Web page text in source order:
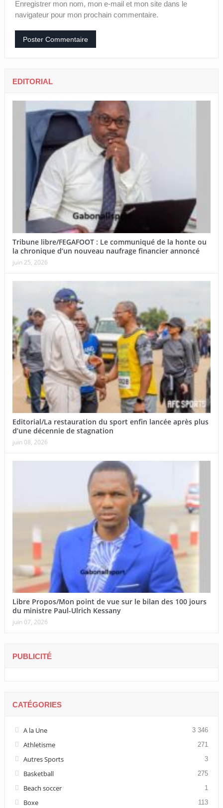
Enregistrer mon nom, mon e-mail et mon site dans le
navigateur pour mon prochain commentaire.
EDITORIAL
Tribune libre/FEGAFOOT : Le communiqué de la honte ou
la chronique d’un nouveau naufrage financier annoncé
juin 25, 2026
Editorial/La restauration du sport enfin lancée après plus
d’une décennie de stagnation
juin 08, 2026
Libre Propos/Mon point de vue sur le bilan des 100 jours
du ministre Paul-Ulrich Kessany
juin 07, 2026
PUBLICITÉ
CATÉGORIES
A la Une 3 346
Athletisme 271
Autres Sports 3
Basketball 275
Beach soccer 1
Boxe 113